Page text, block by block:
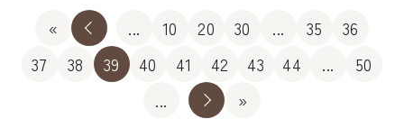
« « ... 10 20 30 ... 35
36
37
38 39 40 41 42 43 44 ...
50
...
» »